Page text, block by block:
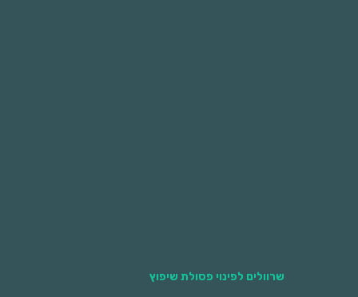
שרוולים לפינוי פסולת שיפוץ